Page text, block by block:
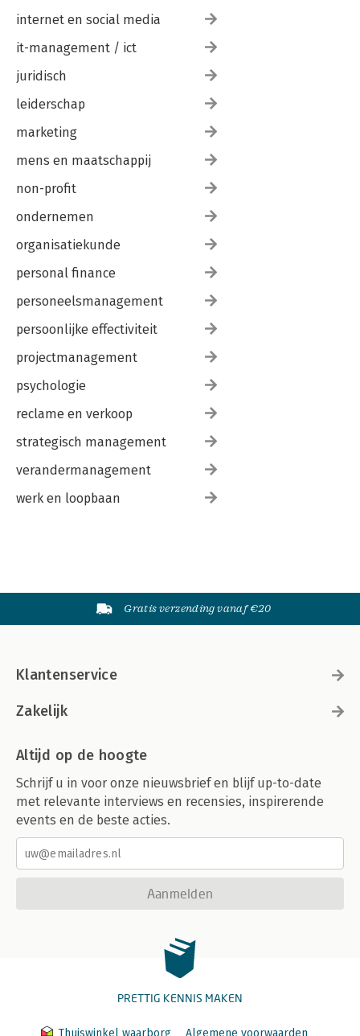
internet en social media
it-management / ict
juridisch
leiderschap
marketing
mens en maatschappij
non-profit
ondernemen
organisatiekunde
personal finance
personeelsmanagement
persoonlijke effectiviteit
projectmanagement
psychologie
reclame en verkoop
strategisch management
verandermanagement
werk en loopbaan
Gratis verzending vanaf €20
Klantenservice
Zakelijk
Altijd op de hoogte
Schrijf u in voor onze nieuwsbrief en blijf up-to-date
met relevante interviews en recensies, inspirerende
events en de beste acties.
Aanmelden
PRETTIG KENNIS MAKEN
Thuiswinkel waarborg Algemene voorwaarden